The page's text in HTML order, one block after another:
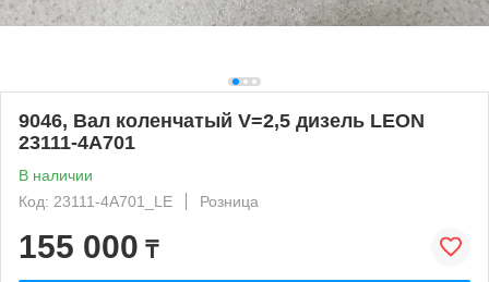
9046, Вал коленчатый V=2,5 дизель LEON
23111-4A701
В наличии
Код: 23111-4A701_LE
Розница
155 000 ₸